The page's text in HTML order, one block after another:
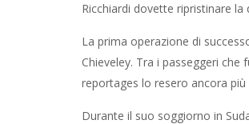
Ricchiardi dovette ripristinare
La prima operazione di
Chieveley. Tra i passeggeri che
reportages lo resero ancora
Durante il suo soggiorno in